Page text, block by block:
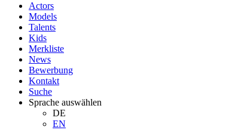
Actors
Models
Talents
Kids
Merkliste
News
Bewerbung
Kontakt
Suche
Sprache auswählen
DE
EN